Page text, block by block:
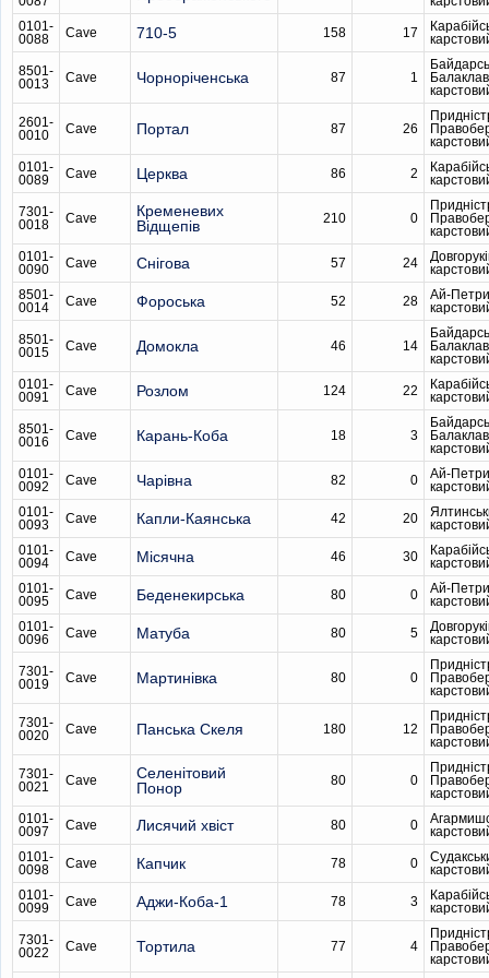
0101-
0088
Cave 710-5 158 17
8501-
0013
Cave Чорноріченська 87 1
2601-
0010
Cave Портал 87 26
0101-
0089
Cave Церква 86 2
7301-
0018
Cave
Кременевих
Вiдщепiв
210 0
0101-
0090
Cave Снігова 57 24
8501-
0014
Cave Фороська 52 28
Ай-
8501-
0015
Cave Домокла 46 14
0101-
0091
Cave Розлом 124 22
8501-
0016
Cave Карань-Коба 18 3
0101-
0092
Cave Чарівна 82 0
Ай-
0101-
0093
Cave Капли-Каянська 42 20
0101-
0094
Cave Місячна 46 30
0101-
0095
Cave Беденекирська 80 0
Ай-
0101-
0096
Cave Матуба 80 5
7301-
0019
Cave Мартинівка 80 0
7301-
0020
Cave Панська Скеля 180 12
7301-
0021
Cave
Селенітовий
Понор
80 0
0101-
0097
Cave Лисячий хвіст 80 0
0101-
0098
Cave Капчик 78 0
0101-
0099
Cave Аджи-Коба-1 78 3
7301-
0022
Cave Тортила 77 4